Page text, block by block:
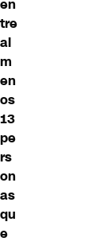
en
tre
al
m
en
os
13
pe
rs
on
as
qu
e